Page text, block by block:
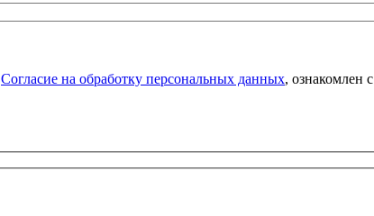
Согласие на обработку персональных данных, ознакомлен с